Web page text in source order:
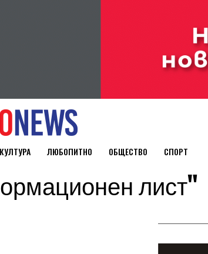
КУЛТУРА ЛЮБОПИТНО ОБЩЕСТВО СПОРТ
лист"